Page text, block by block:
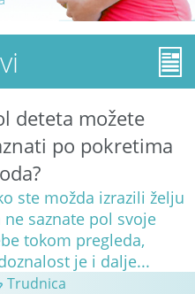
deteta možete
po pokretima
ste možda izrazili želju
ne saznate pol svoje
tokom pregleda,
je i dalje...
Trudnica